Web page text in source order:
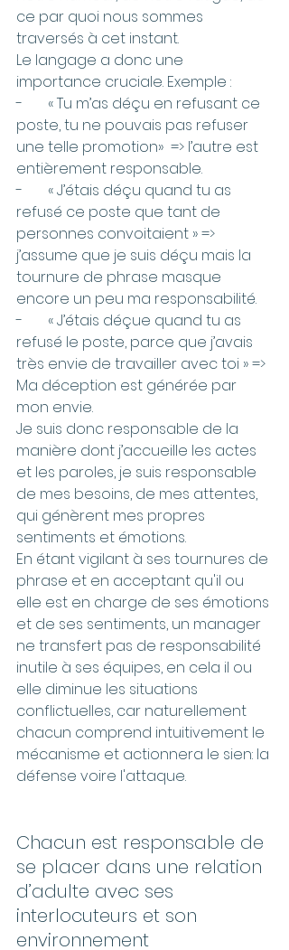
ce par quoi nous sommes
traversés à cet instant.
Le langage a donc une
importance cruciale. Exemple :
-       « Tu m’as déçu en refusant ce
poste, tu ne pouvais pas refuser
une telle promotion»  => l’autre est
entièrement responsable.
-       « J’étais déçu quand tu as
refusé ce poste que tant de
personnes convoitaient » =>
j’assume que je suis déçu mais la
tournure de phrase masque
encore un peu ma responsabilité.
-       « J’étais déçue quand tu as
refusé le poste, parce que j’avais
très envie de travailler avec toi » =>
Ma déception est générée par
mon envie.
Je suis donc responsable de la
manière dont j’accueille les actes
et les paroles, je suis responsable
de mes besoins, de mes attentes,
qui génèrent mes propres
sentiments et émotions.
En étant vigilant à ses tournures de
phrase et en acceptant qu'il ou
elle est en charge de ses émotions
et de ses sentiments, un manager
ne transfert pas de responsabilité
inutile à ses équipes, en cela il ou
elle diminue les situations
conflictuelles, car naturellement
chacun comprend intuitivement le
mécanisme et actionnera le sien: la
défense voire l'attaque.
Chacun est responsable de
se placer dans une relation
d’adulte avec ses
interlocuteurs et son
environnement